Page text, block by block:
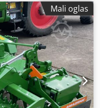
Mali oglas